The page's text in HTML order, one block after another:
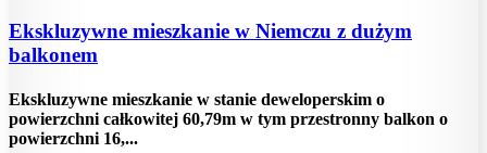
Ekskluzywne mieszkanie w Niemczu z dużym
balkonem
Ekskluzywne mieszkanie w stanie deweloperskim o
powierzchni całkowitej 60,79m w tym przestronny balkon o
powierzchni 16,...